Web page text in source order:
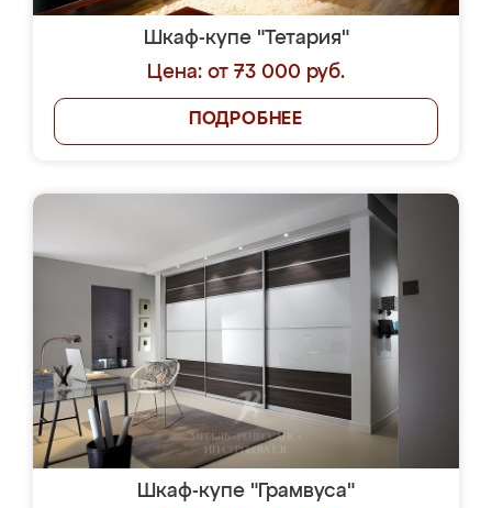
Шкаф-купе "Тетария"
Цена: от 73 000 руб.
ПОДРОБНЕЕ
Шкаф-купе "Грамвуса"